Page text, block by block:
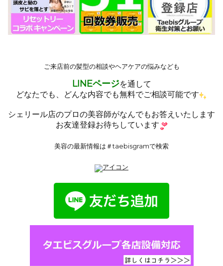
ご来店前の髪型の相談やヘアケアの悩みなども
LINEページを通して
どなたでも、どんな内容でも無料でご相談可能です
シェリール店のプロの美容師がなんでもお答えいたします
お友達登録お待ちしています
美容の最新情報は＃taebisgramで検索